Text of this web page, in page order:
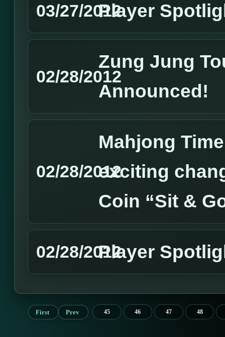
03/27/2012Player
02/28/2012
Zung Jung
Announced!
02/28/2012
Mahjong
exciting
Coin “Sit &
02/28/2012Player
First Prev 45 46 47 48